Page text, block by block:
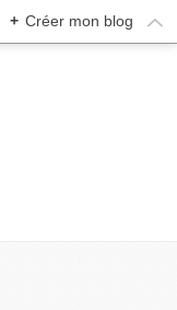
+ Créer mon blog